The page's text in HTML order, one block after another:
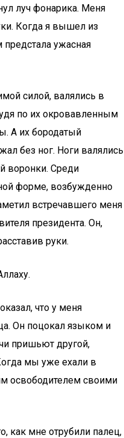
луч фонарика. Меня
Когда я вышел из
ужасная
силой, валялись в
по их окровавленным
А их бородатый
без ног. Ноги валялись
воронки. Среди
форме, возбужденно
встречавшего меня
президента. Он,
руки.
что у меня
Он поцокал языком и
пришьют другой,
мы уже ехали в
освободителем своими
как мне отрубили палец,